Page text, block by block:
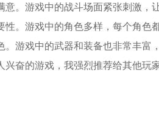
。游戏中的战斗场面紧张刺激，
。游戏中的角色多样，每个角色
游戏中的武器和装备也非常丰富
奋的游戏，我强烈推荐给其他玩家